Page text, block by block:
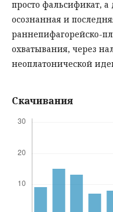
просто фальсификат, а
осознанная и
раннепифагорейско-
охватывания, через
неоплатонической
Скачивания